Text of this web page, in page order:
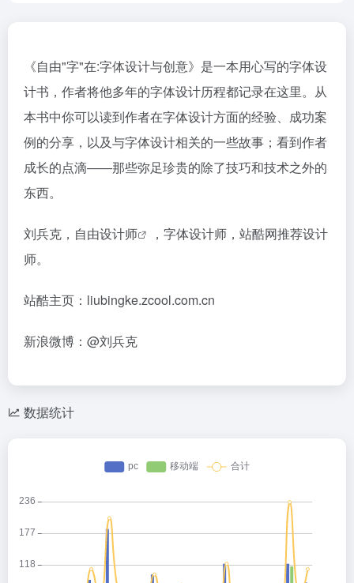
《自由"字"在:字体设计与创意》是一本用心写的字体设
计书，作者将他多年的字体设计历程都记录在这里。从
本书中你可以读到作者在字体设计方面的经验、成功案
例的分享，以及与字体设计相关的一些故事；看到作者
成长的点滴——那些弥足珍贵的除了技巧和技术之外的
东西。
刘兵克，自由设计师
，字体设计师，站酷网推荐设计
师。
站酷主页：liubingke.zcool.com.cn
新浪微博：@刘兵克
数据统计